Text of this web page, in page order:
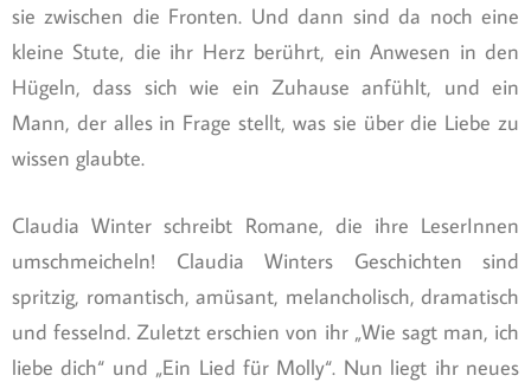
sie zwischen die Fronten. Und dann sind da noch eine
kleine Stute, die ihr Herz berührt, ein Anwesen in den
Hügeln, dass sich wie ein Zuhause anfühlt, und ein
Mann, der alles in Frage stellt, was sie über die Liebe zu
wissen glaubte.
Claudia Winter schreibt Romane, die ihre LeserInnen
umschmeicheln! Claudia Winters Geschichten sind
spritzig, romantisch, amüsant, melancholisch, dramatisch
und fesselnd. Zuletzt erschien von ihr „Wie sagt man, ich
liebe dich“ und „Ein Lied für Molly“. Nun liegt ihr neues